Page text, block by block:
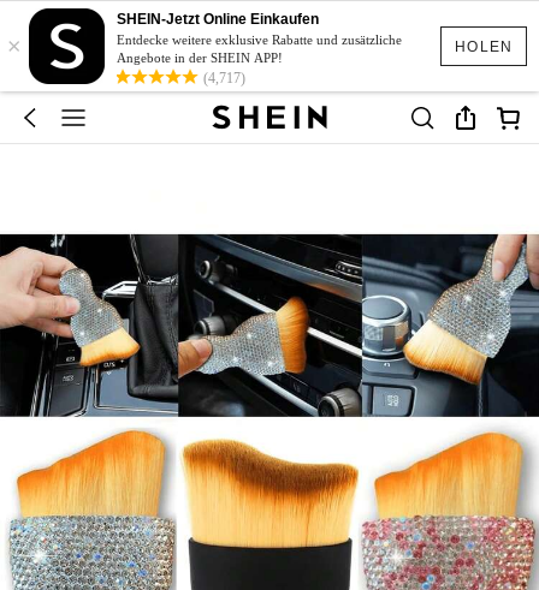
HOLEN
×
SHEIN-Jetzt Online Einkaufen
Entdecke weitere exklusive Rabatte und zusätzliche
Angebote in der SHEIN APP!
(4,717)